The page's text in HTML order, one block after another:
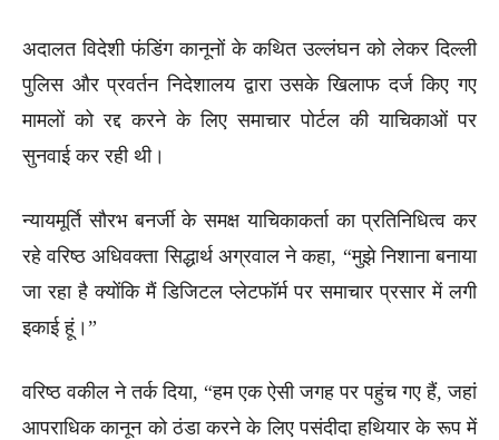
अदालत विदेशी फंडिंग कानूनों के कथित उल्लंघन को लेकर दिल्ली
पुलिस और प्रवर्तन निदेशालय द्वारा उसके खिलाफ दर्ज किए गए
मामलों को रद्द करने के लिए समाचार पोर्टल की याचिकाओं पर
सुनवाई कर रही थी।
न्यायमूर्ति सौरभ बनर्जी के समक्ष याचिकाकर्ता का प्रतिनिधित्व कर
रहे वरिष्ठ अधिवक्ता सिद्धार्थ अग्रवाल ने कहा, “मुझे निशाना बनाया
जा रहा है क्योंकि मैं डिजिटल प्लेटफॉर्म पर समाचार प्रसार में लगी
इकाई हूं।”
वरिष्ठ वकील ने तर्क दिया, “हम एक ऐसी जगह पर पहुंच गए हैं, जहां
आपराधिक कानून को ठंडा करने के लिए पसंदीदा हथियार के रूप में